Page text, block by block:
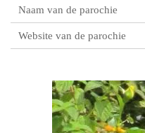
Naam van de parochie
Website van de parochie